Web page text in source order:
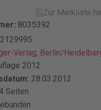
Zur Merkliste
8035392
Verlag, Berlin/
2012
28.03.2012
Seiten